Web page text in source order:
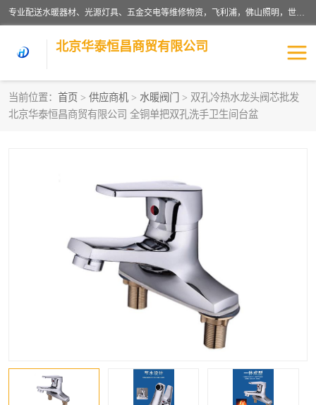
专业配送水暖器材、光源灯具、五金交电等维修物资，飞利浦，佛山照明，世达，博世，九牧，特陶等各产品涉及国内外知名品牌。公司专注与物业、学校、酒店、工厂等单位合作，提供一站式配送服务，降低客户综合成本。依托电子商务改变传统模式，以专业的团队为客户提供24H物资配送到达，货到月结、统一开票，便捷退换等服务，提高了企业的运营效率。
北京华泰恒昌商贸有限公司
当前位置： 首页 > 供应商机 > 水暖阀门
> 双孔冷热水龙头阀芯批发
北京华泰恒昌商贸有限公司 全铜单把双孔洗手卫生间台盆
水暖阀门 电料灯饰